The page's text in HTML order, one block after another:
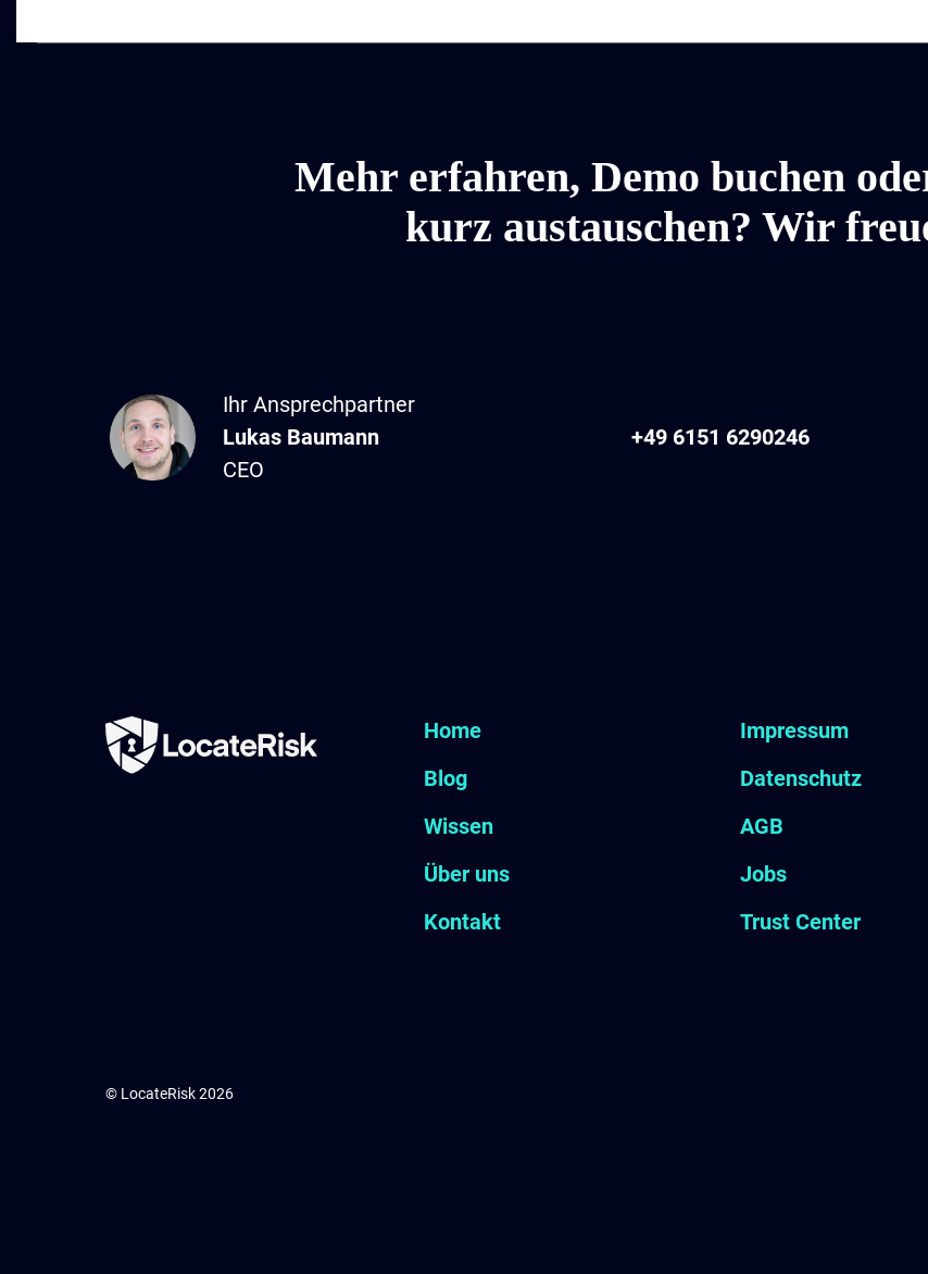
Mehr erfahren, Demo buchen
kurz austauschen? Wir
Ihr Ansprechpartner
Lukas Baumann
CEO
+49 6151 6290246
Home
Blog
Wissen
Über uns
Kontakt
Impressum
Datenschutz
AGB
Jobs
Trust Center
© LocateRisk 2026